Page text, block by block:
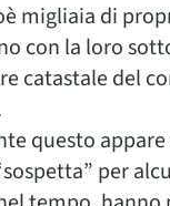
migliaia di
con la loro
catastale del
questo
per